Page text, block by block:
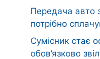
Передача авто
потрібно
Сумісник стає
обов’язково